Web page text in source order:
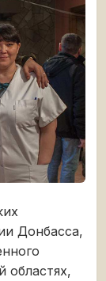
Донбасса,
областях,